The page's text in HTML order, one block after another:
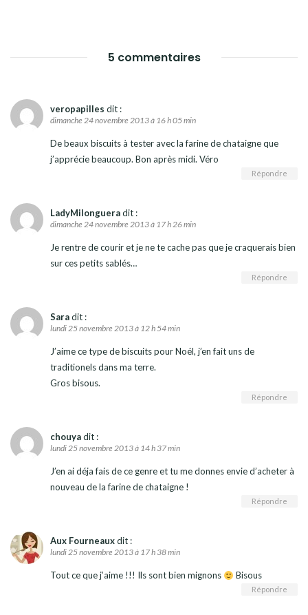
5 commentaires
veropapilles dit :
dimanche 24 novembre 2013 à 16 h 05 min
De beaux biscuits à tester avec la farine de chataigne que
j’apprécie beaucoup. Bon après midi. Véro
Répondre
LadyMilongueradit :
dimanche 24 novembre 2013 à 17 h 26 min
Je rentre de courir et je ne te cache pas que je craquerais bien
sur ces petits sablés…
Répondre
Saradit :
lundi 25 novembre 2013 à 12 h 54 min
J’aime ce type de biscuits pour Noél, j’en fait uns de
traditionels dans ma terre.
Gros bisous.
Répondre
chouyadit :
lundi 25 novembre 2013 à 14 h 37 min
J’en ai déja fais de ce genre et tu me donnes envie d’acheter à
nouveau de la farine de chataigne !
Répondre
Aux Fourneauxdit :
lundi 25 novembre 2013 à 17 h 38 min
Tout ce que j’aime !!! Ils sont bien mignons Bisous
Répondre